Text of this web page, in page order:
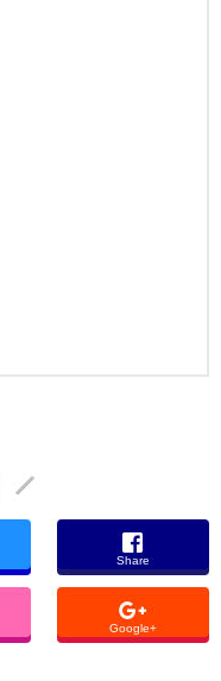
Share
Google+